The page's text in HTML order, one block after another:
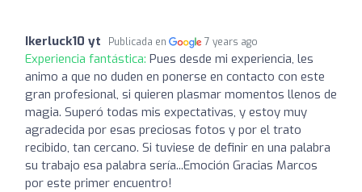
Ikerluck10 yt Publicada en 7 years ago
Experiencia fantástica: Pues desde mi experiencia, les
animo a que no duden en ponerse en contacto con este
gran profesional, si quieren plasmar momentos llenos de
magia. Superó todas mis expectativas, y estoy muy
agradecida por esas preciosas fotos y por el trato
recibido, tan cercano. Si tuviese de definir en una palabra
su trabajo esa palabra sería...Emoción Gracias Marcos
por este primer encuentro!